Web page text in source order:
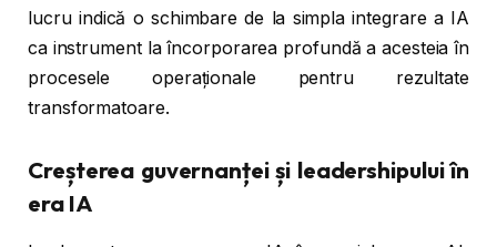
lucru indică o schimbare de la simpla integrare a IA
ca instrument la încorporarea profundă a acesteia în
procesele operaționale pentru rezultate
transformatoare.
Creșterea guvernanței și leadershipului în
era IA